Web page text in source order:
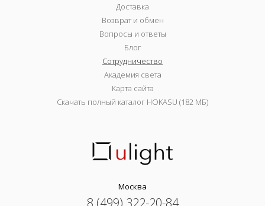
Доставка
Возврат и обмен
Вопросы и ответы
Блог
Сотрудничество
Академия света
Карта сайта
Скачать полный каталог HOKASU (182 МБ)
Москва